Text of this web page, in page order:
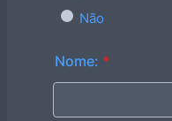
Não
Nome: *